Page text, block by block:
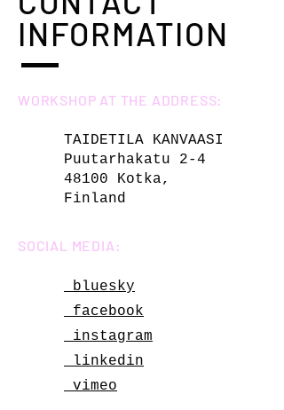
INFORMATION
WORKSHOP AT THE ADDRESS:
TAIDETILA KANVAASI
Puutarhakatu 2-4
48100 Kotka,
Finland
SOCIAL MEDIA:
bluesky
facebook
instagram
linkedin
vimeo